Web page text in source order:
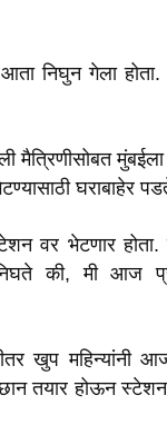
निघुन गेला होता.
मैत्रिणीसोबत
घराबाहेर
वर भेटणार होता.
की, मी आज
खुप महिन्यांनी
तयार होऊन